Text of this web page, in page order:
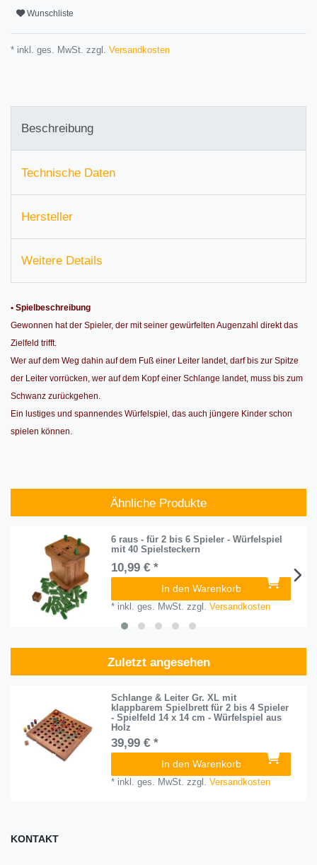
Wunschliste
* inkl. ges. MwSt. zzgl. Versandkosten
Beschreibung
Technische Daten
Hersteller
Weitere Details
• Spielbeschreibung
Gewonnen hat der Spieler, der mit seiner gewürfelten Augenzahl direkt das
Zielfeld trifft.
Wer auf dem Weg dahin auf dem Fuß einer Leiter landet, darf bis zur Spitze
der Leiter vorrücken, wer auf dem Kopf einer Schlange landet, muss bis zum
Schwanz zurückgehen.
Ein lustiges und spannendes Würfelspiel, das auch jüngere Kinder schon
spielen können.
Ähnliche Produkte
6 raus - für 2 bis 6 Spieler - Würfelspiel
mit 40 Spielsteckern
10,99 € *
In den Warenkorb
* inkl. ges. MwSt. zzgl.Versandkosten
Zuletzt angesehen
Schlange & Leiter Gr. XL mit
klappbarem Spielbrett für 2 bis 4 Spieler
- Spielfeld 14 x 14 cm - Würfelspiel aus
Holz
39,99 € *
In den Warenkorb
* inkl. ges. MwSt. zzgl.Versandkosten
KONTAKT